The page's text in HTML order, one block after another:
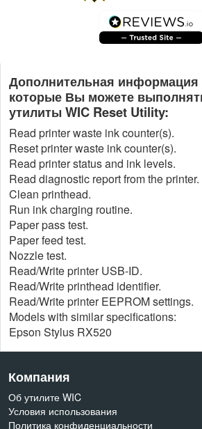
Дополнительная
которые Вы можете
утилиты WIC Reset Utility:
Read printer waste ink counter(s).
Reset printer waste ink counter(s).
Read printer status and ink levels.
Read diagnostic report from the printer.
Clean printhead.
Run ink charging routine.
Paper pass test.
Paper feed test.
Nozzle test.
Read/Write printer USB-ID.
Read/Write printhead identifier.
Read/Write printer EEPROM settings.
Models with similar specifications:
Epson Stylus RX520
Компания
Об утилите WIC
Условия использования
Политика конфиденциальности